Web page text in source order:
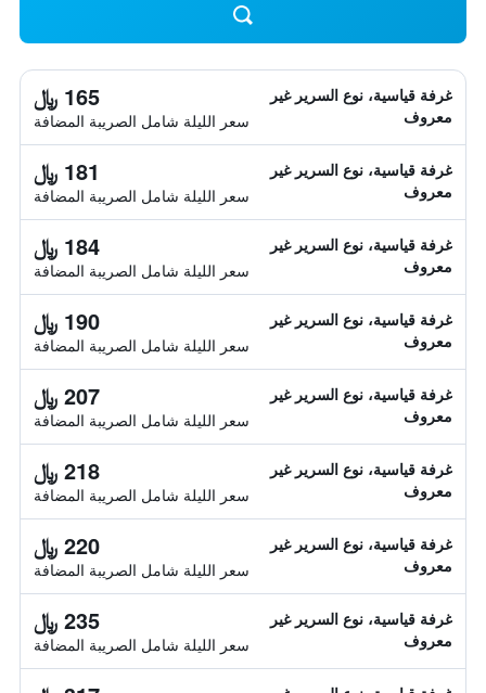
غرفة قياسية، نوع السرير غير
معروف
165 ﷼
سعر الليلة شامل الصريبة المضافة
غرفة قياسية، نوع السرير غير
معروف
181 ﷼
سعر الليلة شامل الصريبة المضافة
غرفة قياسية، نوع السرير غير
معروف
184 ﷼
سعر الليلة شامل الصريبة المضافة
غرفة قياسية، نوع السرير غير
معروف
190 ﷼
سعر الليلة شامل الصريبة المضافة
غرفة قياسية، نوع السرير غير
معروف
207 ﷼
سعر الليلة شامل الصريبة المضافة
غرفة قياسية، نوع السرير غير
معروف
218 ﷼
سعر الليلة شامل الصريبة المضافة
غرفة قياسية، نوع السرير غير
معروف
220 ﷼
سعر الليلة شامل الصريبة المضافة
غرفة قياسية، نوع السرير غير
معروف
235 ﷼
سعر الليلة شامل الصريبة المضافة